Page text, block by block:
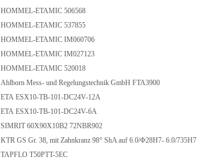
HOMMEL-ETAMIC 506568
HOMMEL-ETAMIC 537855
HOMMEL-ETAMIC IM060706
HOMMEL-ETAMIC IM027123
HOMMEL-ETAMIC 520018
Ahlborn Mess- und Regelungstechnik GmbH FTA3900
ETA ESX10-TB-101-DC24V-12A
ETA ESX10-TB-101-DC24V-6A
SIMRIT 60X90X10B2 72NBR902
KTR GS Gr. 38, mit Zahnkranz 98° ShA auf 6.0/Φ28H7- 6.0/735H7
TAPFLO T50PTT-5EC